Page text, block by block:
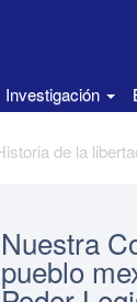
Investigación
Nuestra
pueblo